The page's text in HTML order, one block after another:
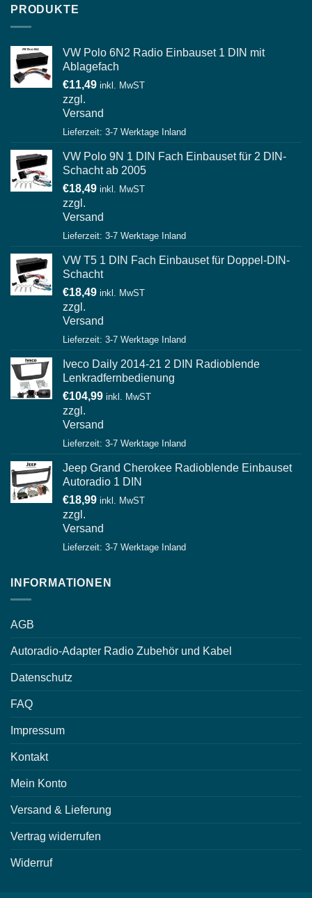
PRODUKTE
VW Polo 6N2 Radio Einbauset 1 DIN mit
Ablagefach
€11,49 inkl. MwST
zzgl.
Versand
Lieferzeit: 3-7 Werktage Inland
VW Polo 9N 1 DIN Fach Einbauset für 2 DIN-
Schacht ab 2005
€18,49 inkl. MwST
zzgl.
Versand
Lieferzeit: 3-7 Werktage Inland
VW T5 1 DIN Fach Einbauset für Doppel-DIN-
Schacht
€18,49 inkl. MwST
zzgl.
Versand
Lieferzeit: 3-7 Werktage Inland
Iveco Daily 2014-21 2 DIN Radioblende
Lenkradfernbedienung
€104,99 inkl. MwST
zzgl.
Versand
Lieferzeit: 3-7 Werktage Inland
Jeep Grand Cherokee Radioblende Einbauset
Autoradio 1 DIN
€18,99 inkl. MwST
zzgl.
Versand
Lieferzeit: 3-7 Werktage Inland
INFORMATIONEN
AGB
Autoradio-Adapter Radio Zubehör und Kabel
Datenschutz
FAQ
Impressum
Kontakt
Mein Konto
Versand & Lieferung
Vertrag widerrufen
Widerruf